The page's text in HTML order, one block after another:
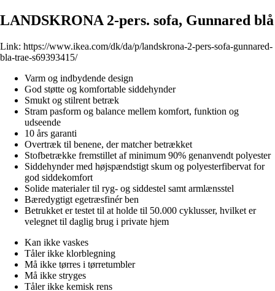
LANDSKRONA 2-pers. sofa, Gunnared blå
Link: https://www.ikea.com/dk/da/p/landskrona-2-pers-sofa-gunnared-
bla-trae-s69393415/
Varm og indbydende design
God støtte og komfortable siddehynder
Smukt og stilrent betræk
Stram pasform og balance mellem komfort, funktion og
udseende
10 års garanti
Overtræk til benene, der matcher betrækket
Stofbetrække fremstillet af minimum 90% genanvendt polyester
Siddehynder med højspændstigt skum og polyesterfibervat for
god siddekomfort
Solide materialer til ryg- og siddestel samt armlænsstel
Bæredygtigt egetræsfinér ben
Betrukket er testet til at holde til 50.000 cyklusser, hvilket er
velegnet til daglig brug i private hjem
Kan ikke vaskes
Tåler ikke klorblegning
Må ikke tørres i tørretumbler
Må ikke stryges
Tåler ikke kemisk rens